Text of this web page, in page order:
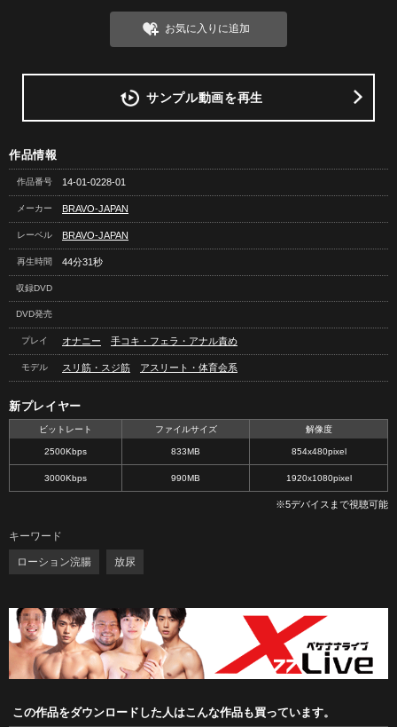
お気に入りに追加
サンプル動画を再生
作品情報
作品番号 14-01-0228-01
メーカー BRAVO-JAPAN
レーベル BRAVO-JAPAN
再生時間 44分31秒
収録DVD
DVD発売
プレイ オナニー 手コキ・フェラ・アナル責め
モデル スリ筋・スジ筋 アスリート・体育会系
新プレイヤー
ビットレート ファイルサイズ 解像度
2500Kbps 833MB 854x480pixel
3000Kbps 990MB 1920x1080pixel
※5デバイスまで視聴可能
キーワード
ローション浣腸 放尿
この作品をダウンロードした人はこんな作品も買っています。